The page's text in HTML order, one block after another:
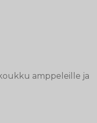
amppeleille ja